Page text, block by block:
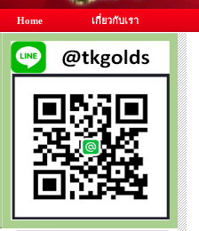
Home เกี่ยวกับเรา